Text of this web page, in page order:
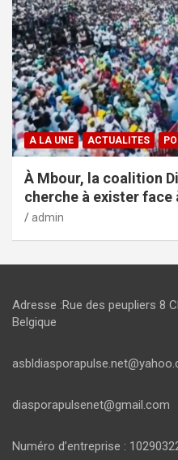
A LA UNE ACTUALITES
À Mbour, la coalition
cherche à exister face
admin
Adresse :Rue des peupliers 8
Belgique
diasporapulsenet@gmail.com
Numéro d’entreprise :